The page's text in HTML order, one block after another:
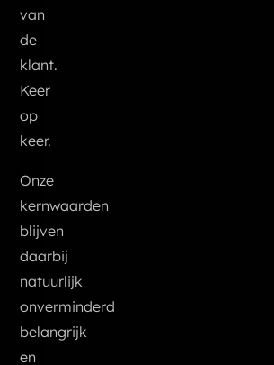
van
de
klant.
Keer
op
keer.
Onze
kernwaarden
blijven
daarbij
natuurlijk
onverminderd
belangrijk
en